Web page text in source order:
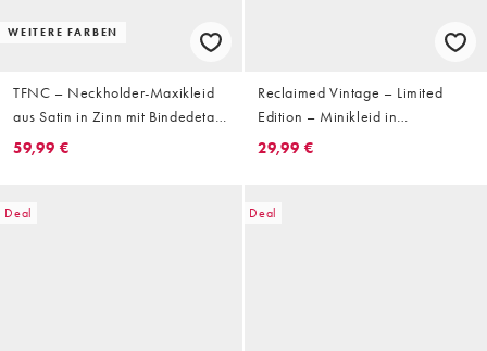
WEITERE FARBEN
TFNC – Neckholder-Maxikleid
aus Satin in Zinn mit Bindedetail
vorne
59,99 €
Reclaimed Vintage – Limited
Edition – Minikleid in
glitzerndem Silber mit tiefer
29,99 €
Deal Deal